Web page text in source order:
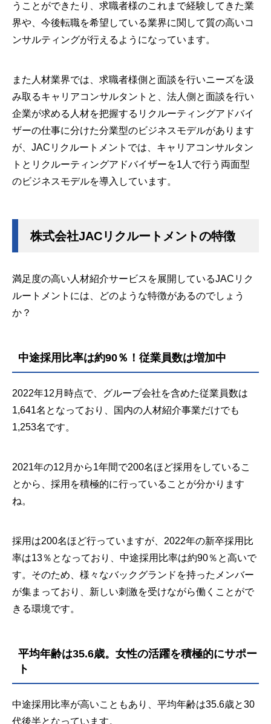
うことができたり、求職者様のこれまで経験してきた業
界や、今後転職を希望している業界に関して質の高いコ
ンサルティングが行えるようになっています。
また人材業界では、求職者様側と面談を行いニーズを汲
み取るキャリアコンサルタントと、法人側と面談を行い
企業が求める人材を把握するリクルーティングアドバイ
ザーの仕事に分けた分業型のビジネスモデルがあります
が、JACリクルートメントでは、キャリアコンサルタン
トとリクルーティングアドバイザーを1人で行う両面型
のビジネスモデルを導入しています。
株式会社JACリクルートメントの特徴
満足度の高い人材紹介サービスを展開しているJACリク
ルートメントには、どのような特徴があるのでしょう
か？
中途採用比率は約90％！従業員数は増加中
2022年12月時点で、グループ会社を含めた従業員数は
1,641名となっており、国内の人材紹介事業だけでも
1,253名です。
2021年の12月から1年間で200名ほど採用をしているこ
とから、採用を積極的に行っていることが分かります
ね。
採用は200名ほど行っていますが、2022年の新卒採用比
率は13％となっており、中途採用比率は約90％と高いで
す。そのため、様々なバックグランドを持ったメンバー
が集まっており、新しい刺激を受けながら働くことがで
きる環境です。
平均年齢は35.6歳。女性の活躍を積極的にサポー
ト
中途採用比率が高いこともあり、平均年齢は35.6歳と30
代後半となっています。